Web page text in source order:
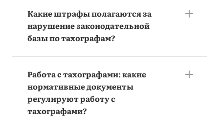
Какие штрафы полагаются за
нарушение законодательной
базы по тахографам?
Работа с тахографами: какие
нормативные документы
регулируют работу с
тахографами?